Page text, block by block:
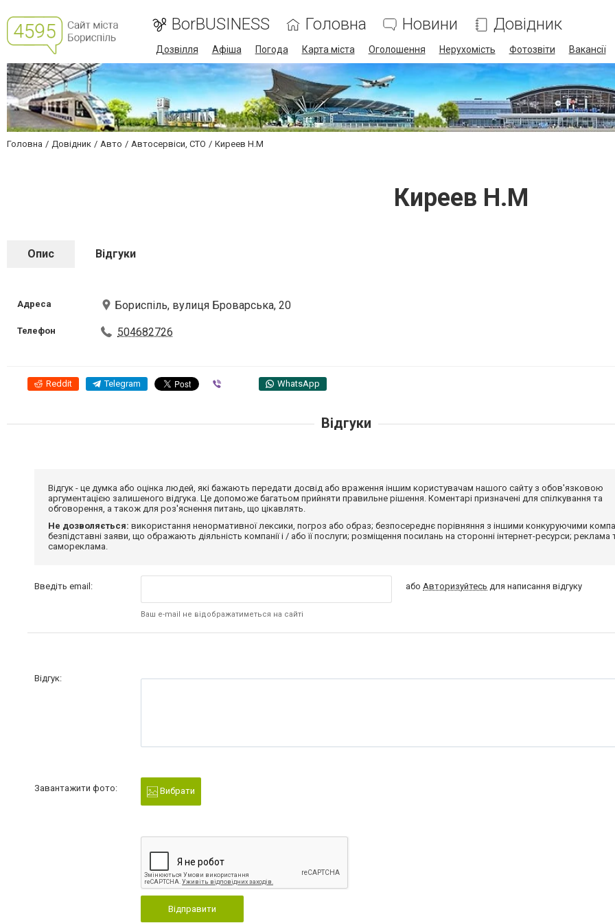
BorBUSINESS Головна Новини Довідник
Дозвілля Афіша Погода Карта міста Оголошення Нерухомість Фотозвіти Вакансії
Головна Довідник Авто Автосервіси, СТО Киреев Н.М
Киреев Н.М
Опис Відгуки
Адреса Бориспіль, вулиця Броварська, 20
Телефон 504682726
Reddit Telegram WhatsApp
Відгуки
Відгук - це думка або оцінка людей, які бажають передати досвід або враження іншим користувачам нашого сайту з обов'язковою
аргументацією залишеного відгука. Це допоможе багатьом прийняти правильне рішення. Коментарі призначені для спілкування та
обговорення, а також для роз'яснення питань, що цікавлять.
Не дозволяється: використання ненормативної лексики, погроз або образ; безпосереднє порівняння з іншими конкуруючими
безпідставні заяви, що ображають діяльність компанії і / або її послуги; розміщення посилань на сторонні інтернет-ресурси; реклама
самореклама.
Введіть email:
Ваш e-mail не відображатиметься на сайті
абоАвторизуйтесь для написання відгуку
Відгук:
Завантажити фото: Вибрати
Відправити